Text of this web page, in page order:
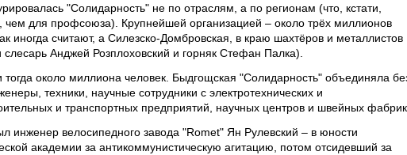
"Солидарность" не по отраслям, а по регионам (что, кстати,
чем для профсоюза). Крупнейшей организацией – около трёх миллионов
иногда считают, а Силезско-Домбровская, в краю шахтёров и металлистов
слесарь Анджей Розплоховский и горняк Стефан Палка).
около миллиона человек. Быдгощская "Солидарность" объединяла
техники, научные сотрудники с электротехнических и
и транспортных предприятий, научных центров и швейных фабрик.
инженер велосипедного завода "Romet" Ян Рулевский – в юности
академии за антикоммунистическую агитацию, потом отсидевший за